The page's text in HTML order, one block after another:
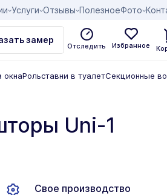
Услуги Отзывы ПолезноеФото
замер
Отследить Избранное
окнаРольставни в туалетСекционные
Uni-1
Свое производство